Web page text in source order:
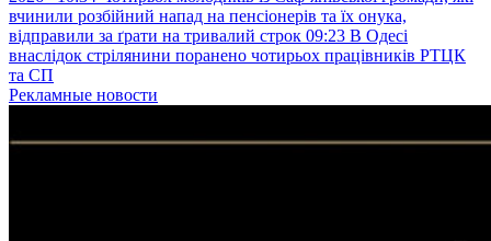
вчинили розбійний напад на пенсіонерів та їх онука,
відправили за ґрати на тривалий строк 09:23 В Одесі
внаслідок стрілянини поранено чотирьох працівників РТЦК
та СП
Рекламные новости